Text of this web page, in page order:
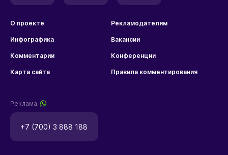
О проекте Рекламодателям
Инфографика Вакансии
Комментарии Конференции
Карта сайта Правила комментирования
Реклама
+7 (700) 3 888 188